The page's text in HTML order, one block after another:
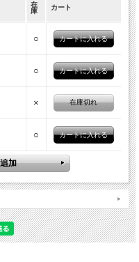
在
庫
カート
○
○
× 在庫切れ
○